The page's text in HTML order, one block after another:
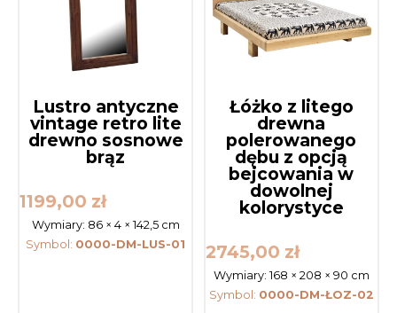
Lustro antyczne
vintage retro lite
drewno sosnowe
brąz
1199,00 zł
Wymiary: 86 × 4 × 142,5 cm
Symbol: 0000-DM-LUS-01
Łóżko z litego
drewna
polerowanego
dębu z opcją
bejcowania w
dowolnej
kolorystyce
2745,00 zł
Wymiary: 168 × 208 × 90 cm
Symbol: 0000-DM-ŁOZ-02